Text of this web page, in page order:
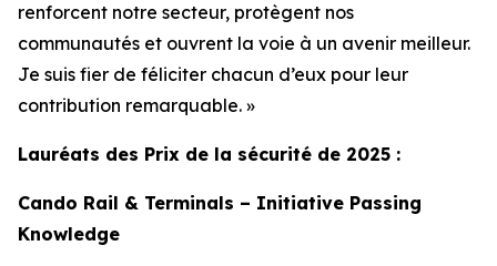
renforcent notre secteur, protègent nos
communautés et ouvrent la voie à un avenir meilleur.
Je suis fier de féliciter chacun d’eux pour leur
contribution remarquable. »
Lauréats des Prix de la sécurité de 2025 :
Cando Rail & Terminals – Initiative Passing
Knowledge